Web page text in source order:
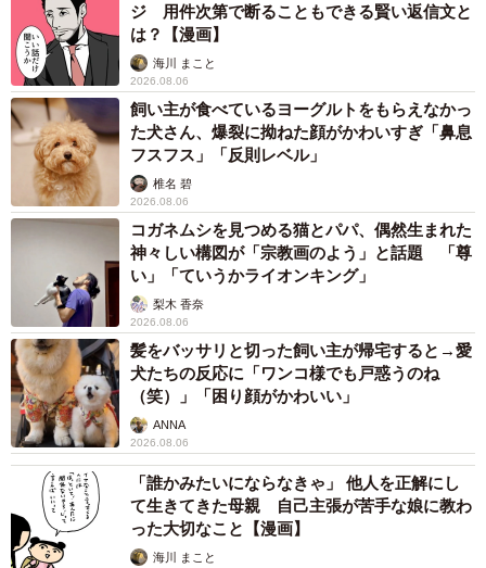
ジ 用件次第で断ることもできる賢い返信文と
は？【漫画】
海川 まこと
2026.08.06
飼い主が食べているヨーグルトをもらえなかっ
た犬さん、爆裂に拗ねた顔がかわいすぎ「鼻息
フスフス」「反則レベル」
椎名 碧
2026.08.06
コガネムシを見つめる猫とパパ、偶然生まれた
神々しい構図が「宗教画のよう」と話題 「尊
い」「ていうかライオンキング」
梨木 香奈
2026.08.06
髪をバッサリと切った飼い主が帰宅すると→愛
犬たちの反応に「ワンコ様でも戸惑うのね
（笑）」「困り顔がかわいい」
ANNA
2026.08.06
「誰かみたいにならなきゃ」 他人を正解にし
て生きてきた母親 自己主張が苦手な娘に教わ
った大切なこと【漫画】
海川 まこと